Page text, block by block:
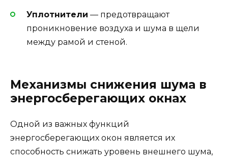
Уплотнители — предотвращают
проникновение воздуха и шума в щели
между рамой и стеной.
Механизмы снижения шума в
энергосберегающих окнах
Одной из важных функций
энергосберегающих окон является их
способность снижать уровень внешнего шума,